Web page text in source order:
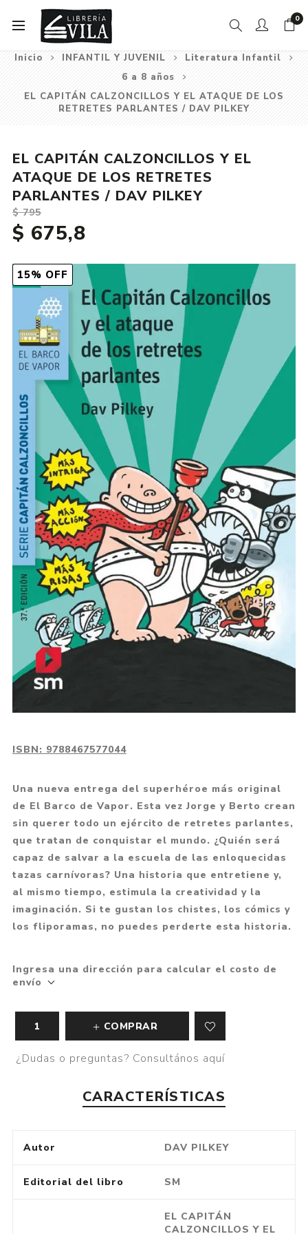
0
Inicio INFANTIL Y JUVENIL
Literatura Infantil
6 a 8 años
EL CAPITÁN CALZONCILLOS Y EL ATAQUE DE LOS
RETRETES PARLANTES / DAV PILKEY
15% OFF
EL CAPITÁN CALZONCILLOS Y EL
ATAQUE DE LOS RETRETES
PARLANTES / DAV PILKEY
$ 795
$ 675,8
ISBN: 9788467577044
Una nueva entrega del superhéroe más original
de El Barco de Vapor. Esta vez Jorge y Berto crean
sin querer todo un ejército de retretes parlantes,
que tratan de conquistar el mundo. ¿Quién será
capaz de salvar a la escuela de las enloquecidas
tazas carnívoras? Una historia que entretiene y,
al mismo tiempo, estimula la creatividad y la
imaginación. Si te gustan los chistes, los cómics y
los fliporamas, no puedes perderte esta historia.
Ingresa una dirección para calcular el costo de
envío
COMPRAR
¿Dudas o preguntas? Consultános aquí
CARACTERÍSTICAS
Autor DAV PILKEY
Editorial del libro SM
EL CAPITÁN
CALZONCILLOS Y EL